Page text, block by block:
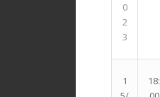
0
2
3
1
18: